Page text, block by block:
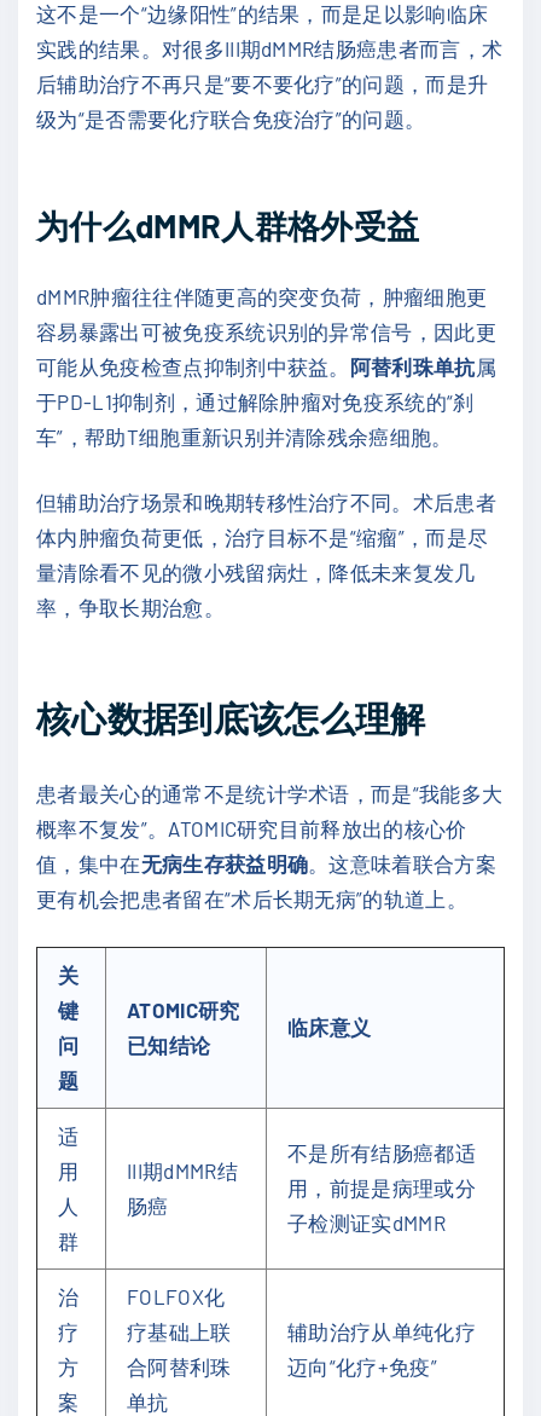
这不是一个“边缘阳性”的结果，而是足以影响临床
实践的结果。对很多III期dMMR结肠癌患者而言，术
后辅助治疗不再只是“要不要化疗”的问题，而是升
级为“是否需要化疗联合免疫治疗”的问题。
为什么dMMR人群格外受益
dMMR肿瘤往往伴随更高的突变负荷，肿瘤细胞更
容易暴露出可被免疫系统识别的异常信号，因此更
可能从免疫检查点抑制剂中获益。 阿替利珠单抗 属
于PD-L1抑制剂，通过解除肿瘤对免疫系统的“刹
车”，帮助T细胞重新识别并清除残余癌细胞。
但辅助治疗场景和晚期转移性治疗不同。术后患者
体内肿瘤负荷更低，治疗目标不是“缩瘤”，而是尽
量清除看不见的微小残留病灶，降低未来复发几
率，争取长期治愈。
核心数据到底该怎么理解
患者最关心的通常不是统计学术语，而是“我能多大
概率不复发”。ATOMIC研究目前释放出的核心价
值，集中在无病生存获益明确 。这意味着联合方案
更有机会把患者留在“术后长期无病”的轨道上。
关
键
问
题
ATOMIC研究
已知结论
临床意义
适
用
人
群
III期dMMR结
肠癌
不是所有结肠癌都适
用，前提是病理或分
子检测证实dMMR
治
疗
方
案
FOLFOX化
疗基础上联
合阿替利珠
单抗
辅助治疗从单纯化疗
迈向“化疗+免疫”